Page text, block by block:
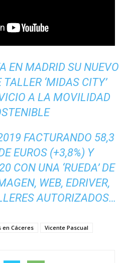
EN MADRID SU NUEVO
‘MIDAS CITY’
A LA MOVILIDAD
FACTURANDO 58,3
EUROS (+3,8%) Y
CON UNA ‘RUEDA’ DE
WEB, EDRIVER,
AUTORIZADOS…
en Cáceres Vicente Pascual